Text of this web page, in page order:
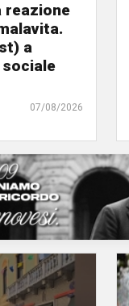
reazione
a
sociale
07/08/2026